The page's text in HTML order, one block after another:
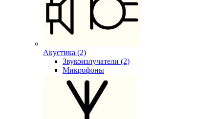
Акустика (2)
Звукоизлучатели (2)
Микрофоны